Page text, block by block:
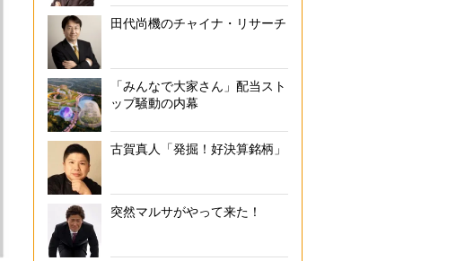
田代尚機のチャイナ・リサーチ
「みんなで大家さん」配当スト
ップ騒動の内幕
古賀真人「発掘！好決算銘柄」
突然マルサがやって来た！